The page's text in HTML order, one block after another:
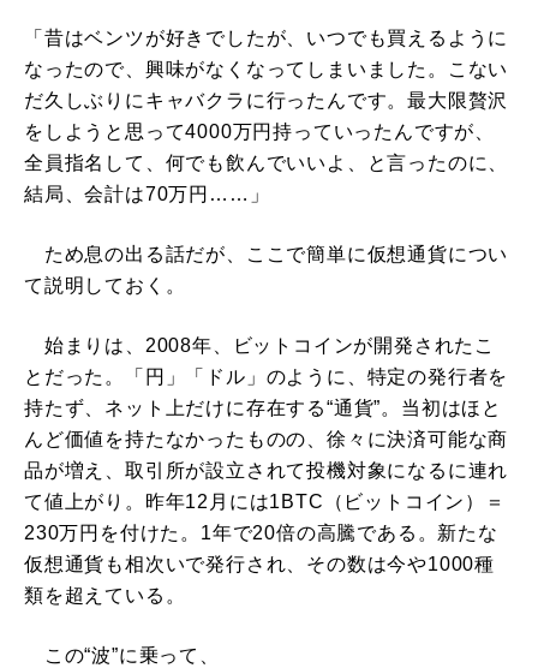
「昔はベンツが好きでしたが、いつでも買えるように
なったので、興味がなくなってしまいました。こない
だ久しぶりにキャバクラに行ったんです。最大限贅沢
をしようと思って4000万円持っていったんですが、
全員指名して、何でも飲んでいいよ、と言ったのに、
結局、会計は70万円……」
ため息の出る話だが、ここで簡単に仮想通貨につい
て説明しておく。
始まりは、2008年、ビットコインが開発されたこ
とだった。「円」「ドル」のように、特定の発行者を
持たず、ネット上だけに存在する“通貨”。当初はほと
んど価値を持たなかったものの、徐々に決済可能な商
品が増え、取引所が設立されて投機対象になるに連れ
て値上がり。昨年12月には1BTC（ビットコイン）＝
230万円を付けた。1年で20倍の高騰である。新たな
仮想通貨も相次いで発行され、その数は今や1000種
類を超えている。
この“波”に乗って、